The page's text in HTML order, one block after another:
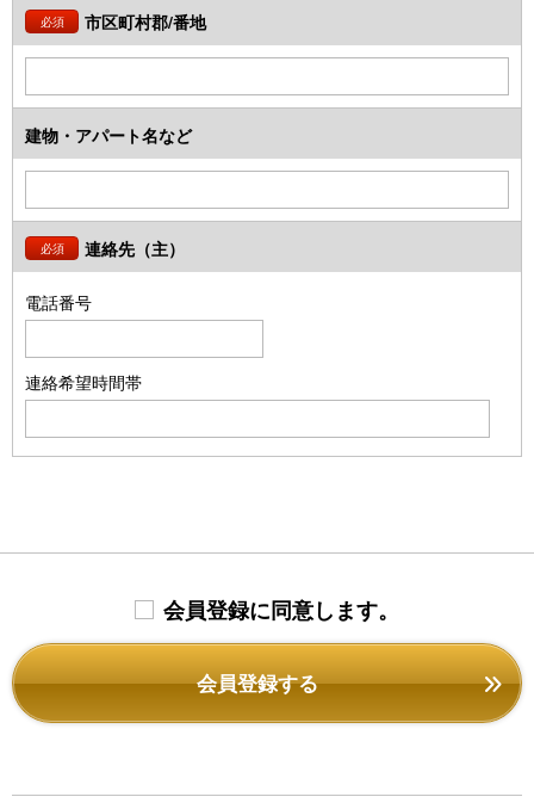
必須 市区町村郡/番地
建物・アパート名など
必須 連絡先（主）
電話番号
連絡希望時間帯
会員登録に同意します。
会員登録する